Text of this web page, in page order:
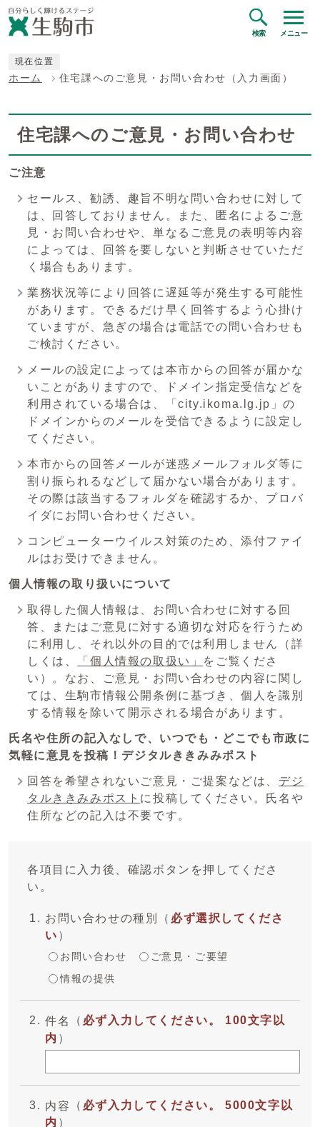
検索 メニュー
現在位置
ホーム 住宅課へのご意見・お問い合わせ（入力画面）
住宅課へのご意見・お問い合わせ
ご注意
セールス、勧誘、趣旨不明な問い合わせに対して
は、回答しておりません。また、匿名によるご意
見・お問い合わせや、単なるご意見の表明等内容
によっては、回答を要しないと判断させていただ
く場合もあります。
業務状況等により回答に遅延等が発生する可能性
があります。できるだけ早く回答するよう心掛け
ていますが、急ぎの場合は電話での問い合わせも
ご検討ください。
メールの設定によっては本市からの回答が届かな
いことがありますので、ドメイン指定受信などを
利用されている場合は、「city.ikoma.lg.jp」の
ドメインからのメールを受信できるように設定し
てください。
本市からの回答メールが迷惑メールフォルダ等に
割り振られるなどして届かない場合があります。
その際は該当するフォルダを確認するか、プロバ
イダにお問い合わせください。
コンピューターウイルス対策のため、添付ファイ
ルはお受けできません。
個人情報の取り扱いについて
取得した個人情報は、お問い合わせに対する回
答、またはご意見に対する適切な対応を行うため
に利用し、それ以外の目的では利用しません（詳
しくは、
「個人情報の取扱い」 をご覧くださ
い）。なお、ご意見・お問い合わせの内容に関し
ては、生駒市情報公開条例に基づき、個人を識別
する情報を除いて開示される場合があります。
氏名や住所の記入なしで、いつでも・どこでも市政に
気軽に意見を投稿！デジタルききみみポスト
回答を希望されないご意見・ご提案などは、 デジ
タルききみみポスト に投稿してください。氏名や
住所などの記入は不要です。
各項目に入力後、確認ボタンを押してくださ
い。
お問い合わせの種別 （ 必ず選択してくださ
い ）
お問い合わせ ご意見・ご要望
情報の提供
件名 （ 必ず入力してください。 100文字以
内 ）
内容 （ 必ず入力してください。 5000文字以
内 ）